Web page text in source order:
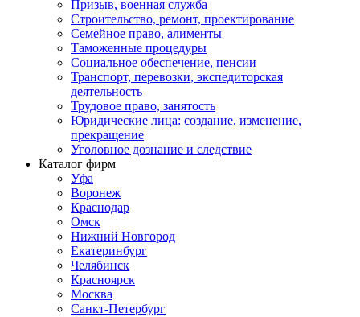
Призыв, военная служба
Строительство, ремонт, проектирование
Семейное право, алименты
Таможенные процедуры
Социальное обеспечение, пенсии
Транспорт, перевозки, экспедиторская
деятельность
Трудовое право, занятость
Юридические лица: создание, изменение,
прекращение
Уголовное дознание и следствие
Каталог фирм
Уфа
Воронеж
Краснодар
Омск
Нижний Новгород
Екатеринбург
Челябинск
Красноярск
Москва
Санкт-Петербург